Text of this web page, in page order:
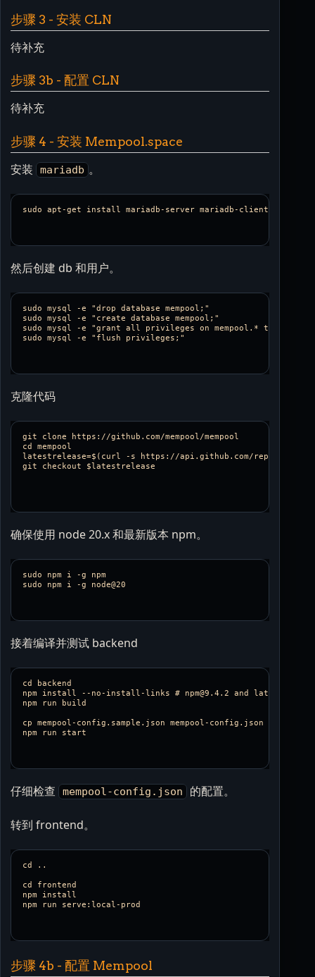
步骤 3 - 安装 CLN
待补充
步骤 3b - 配置 CLN
待补充
步骤 4 - 安装 Mempool.space
安装 mariadb 。
然后创建 db 和用户。
sudo mysql -e "drop database mempool;"
sudo mysql -e "create database mempool;"
sudo mysql -e "grant all privileges on mempool.* to
克隆代码
git clone https://github.com/mempool/mempool
cd mempool
latestrelease=$(curl -s https://api.github.com/repos/
git checkout $latestrelease
确保使用 node 20.x 和最新版本 npm。
sudo npm i -g npm
接着编译并测试 backend
cd backend
npm install --no-install-links # npm@9.4.2 and later can
npm run build
cp mempool-config.sample.json mempool-config.json
仔细检查 mempool-config.json 的配置。
转到 frontend。
cd ..
cd frontend
npm install
步骤 4b - 配置 Mempool